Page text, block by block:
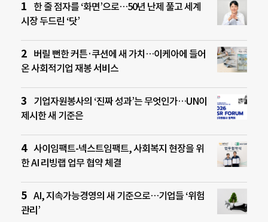
한 줄 점자를 ‘화면’으로…50년 난제 풀고 세계
시장 두드린 ‘닷’
버릴 뻔한 커튼·쿠션에 새 가치…이케아에 들어
온 사회적기업 재봉 서비스
기업자원봉사의 ‘진짜 성과’는 무엇인가…UN이
제시한 새 기준은
사이임팩트-넥스트임팩트, 사회복지 현장을 위
한 AI 리빙랩 업무 협약 체결
AI, 지속가능경영의 새 기준으로…기업들 ‘위험
관리’